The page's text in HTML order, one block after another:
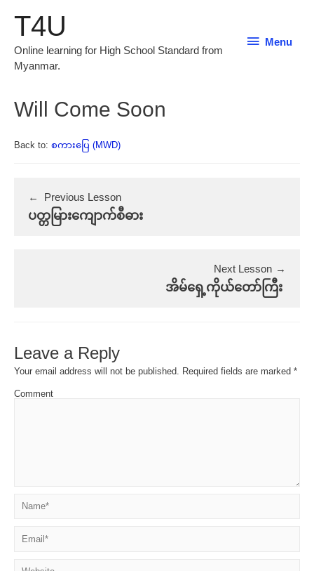
T4U
Online learning for High School Standard from
Myanmar.
Menu
Menu
Will Come Soon
Back to: စကားပြေ (MWD)
Previous Lesson
ပတ္တမြားကျောက်စီဓား
Next Lesson
အိမ်ရှေ့ကိုယ်တော်ကြီး
Leave a Reply
Your email address will not be published. Required fields are marked *
Comment